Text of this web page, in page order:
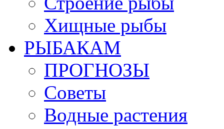
Хищные рыбы
РЫБАКАМ
ПРОГНОЗЫ
Советы
Водные растения